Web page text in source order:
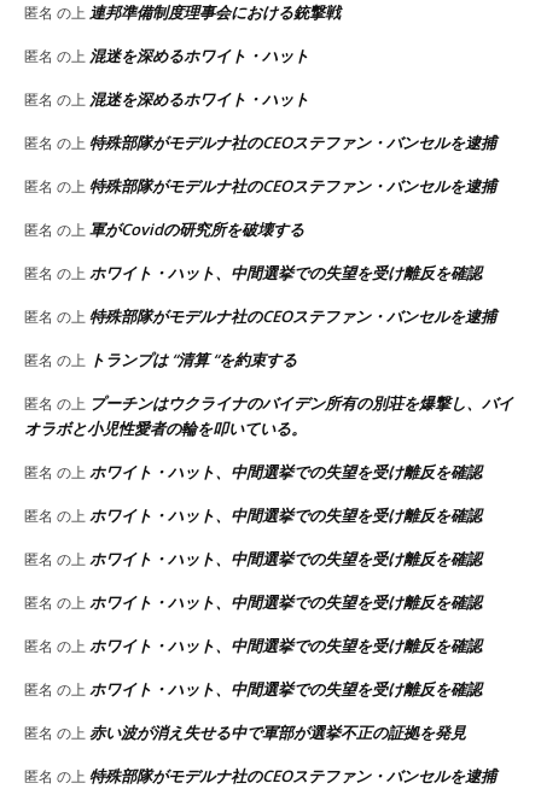
匿名 の上連邦準備制度理事会における銃撃戦
匿名 の上 混迷を深めるホワイト・ハット
匿名 の上 混迷を深めるホワイト・ハット
匿名 の上特殊部隊がモデルナ社のCEOステファン・バンセルを逮捕
匿名 の上特殊部隊がモデルナ社のCEOステファン・バンセルを逮捕
匿名 の上軍がCovidの研究所を破壊する
匿名 の上ホワイト・ハット、中間選挙での失望を受け離反を確認
匿名 の上特殊部隊がモデルナ社のCEOステファン・バンセルを逮捕
匿名 の上 トランプは “清算 “を約束する
匿名 の上 プーチンはウクライナのバイデン所有の別荘を爆撃し、バイ
オラボと小児性愛者の輪を叩いている。
匿名 の上ホワイト・ハット、中間選挙での失望を受け離反を確認
匿名 の上ホワイト・ハット、中間選挙での失望を受け離反を確認
匿名 の上ホワイト・ハット、中間選挙での失望を受け離反を確認
匿名 の上ホワイト・ハット、中間選挙での失望を受け離反を確認
匿名 の上ホワイト・ハット、中間選挙での失望を受け離反を確認
匿名 の上ホワイト・ハット、中間選挙での失望を受け離反を確認
匿名 の上赤い波が消え失せる中で軍部が選挙不正の証拠を発見
匿名 の上特殊部隊がモデルナ社のCEOステファン・バンセルを逮捕